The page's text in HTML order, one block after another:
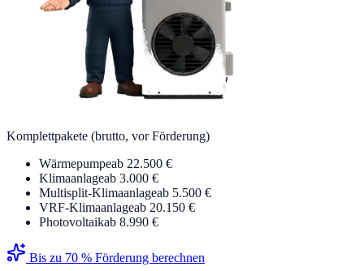
Komplettpakete (brutto, vor Förderung)
Wärmepumpeab 22.500 €
Klimaanlageab 3.000 €
Multisplit-Klimaanlageab 5.500 €
VRF-Klimaanlageab 20.150 €
Photovoltaikab 8.990 €
Bis zu 70 % Förderung berechnen